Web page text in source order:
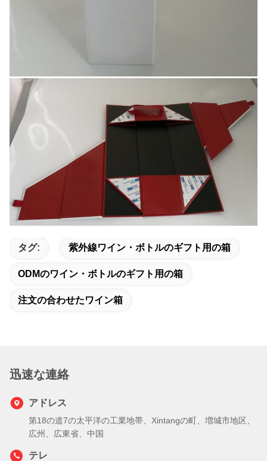
タグ: 紫外線ワイン・ボトルのギフト用の箱
ODMのワイン・ボトルのギフト用の箱
注文の合わせたワイン箱
迅速な連絡
アドレス
第18の道7の太平洋の工業地帯、Xintangの町、増城市地区、
広州、広東省、中国
テレ